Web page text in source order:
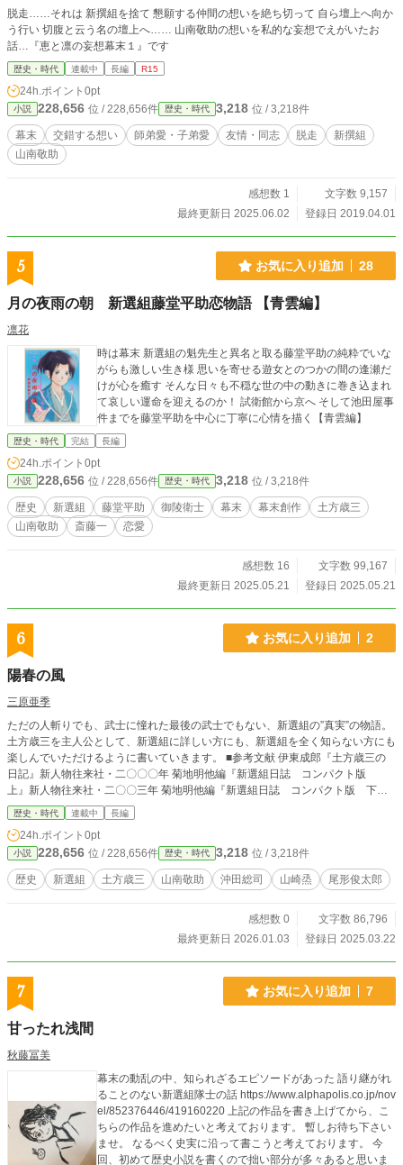
脱走……それは 新撰組を捨て 懇願する仲間の想いを絶ち切って 自ら壇上へ向か
う行い 切腹と云う名の壇上へ…… 山南敬助の想いを私的な妄想でえがいたお
話…『恵と凛の妄想幕末１』です
歴史・時代 連載中 長編 R15
24h.ポイント 0pt
小説 228,656 位 / 228,656件 歴史・時代 3,218 位 / 3,218件
幕末 交錯する想い 師弟愛・子弟愛 友情・同志 脱走
新撰組
山南敬助
感想数 1
文字数 9,157
最終更新日 2025.06.02
登録日 2019.04.01
5 お気に入り追加 28
月の夜雨の朝 新選組藤堂平助恋物語 【青雲編】
凛花
時は幕末 新選組の魁先生と異名と取る藤堂平助の純粋でいな
がらも激しい生き様 思いを寄せる遊女とのつかの間の逢瀬だ
けが心を癒す そんな日々も不穏な世の中の動きに巻き込まれ
て哀しい運命を迎えるのか！ 試衛館から京へ そして池田屋事
件までを藤堂平助を中心に丁寧に心情を描く【青雲編】
歴史・時代 完結 長編
24h.ポイント 0pt
小説 228,656 位 / 228,656件 歴史・時代 3,218 位 / 3,218件
歴史 新選組 藤堂平助 御陵衛士 幕末 幕末創作
土方歳三
山南敬助
斎藤一 恋愛
感想数 16
文字数 99,167
最終更新日 2025.05.21
登録日 2025.05.21
6 お気に入り追加 2
陽春の風
三原亜季
ただの人斬りでも、武士に憧れた最後の武士でもない、新選組の”真実”の物語。
土方歳三を主人公として、新選組に詳しい方にも、新選組を全く知らない方にも
楽しんでいただけるように書いていきます。 ■参考文献 伊東成郎『土方歳三の
日記』新人物往来社・二〇〇〇年 菊地明他編『新選組日誌 コンパクト版
上』新人物往来社・二〇〇三年 菊地明他編『新選組日誌 コンパクト版 下』
新人物往来社・二〇〇三年 山村竜也『早わかり新選組』日本実業出版社・二〇
〇三年 歴史群像編集部編『図解 日本刀事典』学習研究社・二〇〇六年 相川司
『新選組隊士録』新紀元社・二〇一一年 家近良樹『江戸幕府崩壊 孝明天皇と
「一会桑」』講談社・二〇一四年 宮地正人『歴史の中の新選組』岩波書店・二
〇一七年 相川司『土方歳三 新選組を組織した男』中央公論新社・二〇一七年
歴史・時代 連載中 長編
24h.ポイント 0pt
小説 228,656 位 / 228,656件 歴史・時代 3,218 位 / 3,218件
歴史 新選組 土方歳三 山南敬助 沖田総司 山崎烝 尾形俊太郎
感想数 0
文字数 86,796
最終更新日 2026.01.03
登録日 2025.03.22
7 お気に入り追加 7
甘ったれ浅間
秋藤冨美
幕末の動乱の中、知られざるエピソードがあった 語り継がれ
ることのない新選組隊士の話 https://www.alphapolis.co.jp/nov
el/852376446/419160220 上記の作品を書き上げてから、こ
ちらの作品を進めたいと考えております。 暫しお待ち下さい
ませ。 なるべく史実に沿って書こうと考えております。 今
回、初めて歴史小説を書くので拙い部分が多々あると思いま